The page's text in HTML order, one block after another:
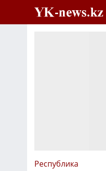
Республика